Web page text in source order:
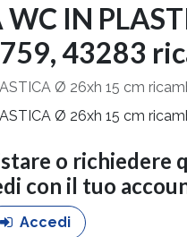
WC IN
43283
Ø 26xh 15 cm
Ø 26xh 15 cm
o richiedere
con il tuo
Accedi